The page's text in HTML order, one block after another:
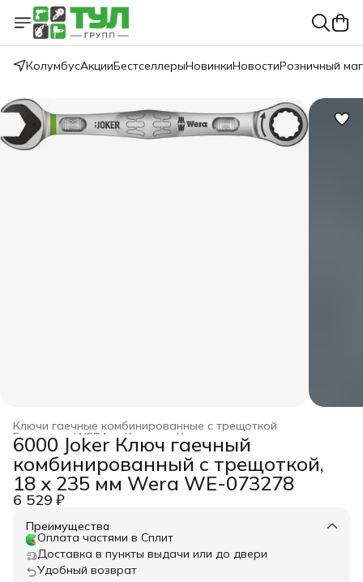
КолумбусАкцииБестселлерыНовинкиНовостиРозничный
Ключи гаечные комбинированные с трещоткой
Ключи гаечные
Ключи
WERA ›
Главная ›
6000 Joker Ключ гаечный
комбинированный с трещоткой,
18 x 235 мм Wera WE-073278
6 529 ₽
Преимущества
Оплата частями в Сплит
Доставка в пункты выдачи или до двери
Удобный возврат